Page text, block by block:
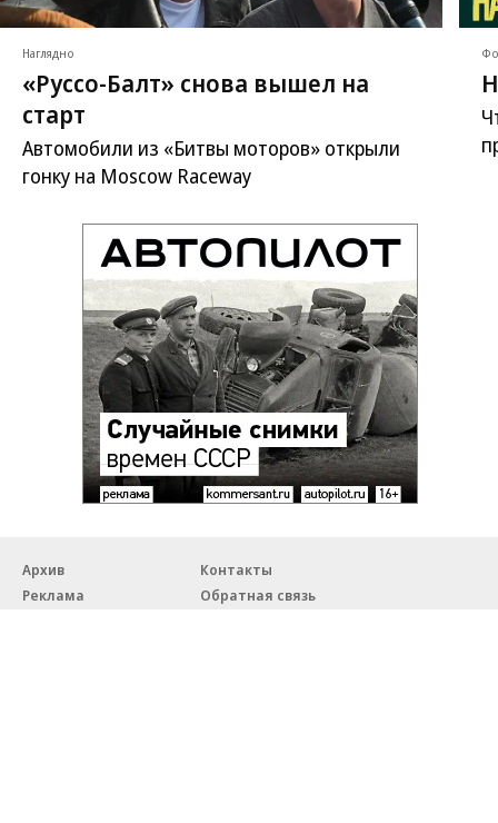
Наглядно
«Руссо-Балт» снова вышел на
старт
Автомобили из «Битвы моторов» открыли
гонку на Moscow Raceway
Архив
Контакты
Реклама
Обратная связь